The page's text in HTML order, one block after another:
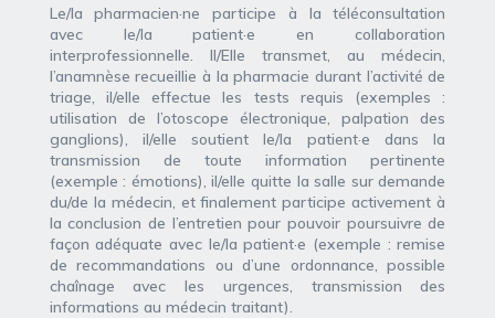
Le/la pharmacien·ne participe à la téléconsultation
avec le/la patient·e en collaboration
interprofessionnelle. Il/Elle transmet, au médecin,
l’anamnèse recueillie à la pharmacie durant l’activité de
triage, il/elle effectue les tests requis (exemples :
utilisation de l’otoscope électronique, palpation des
ganglions), il/elle soutient le/la patient·e dans la
transmission de toute information pertinente
(exemple : émotions), il/elle quitte la salle sur demande
du/de la médecin, et finalement participe activement à
la conclusion de l’entretien pour pouvoir poursuivre de
façon adéquate avec le/la patient·e (exemple : remise
de recommandations ou d’une ordonnance, possible
chaînage avec les urgences, transmission des
informations au médecin traitant).